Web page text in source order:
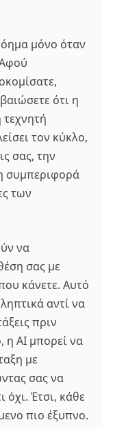
μόνο όταν
ότι η
τον κύκλο,
σας, την
συμπεριφορά
των
να
σας με
κάνετε. Αυτό
αντί να
πριν
η AI μπορεί να
με
σας να
όχι. Έτσι, κάθε
πιο έξυπνο.